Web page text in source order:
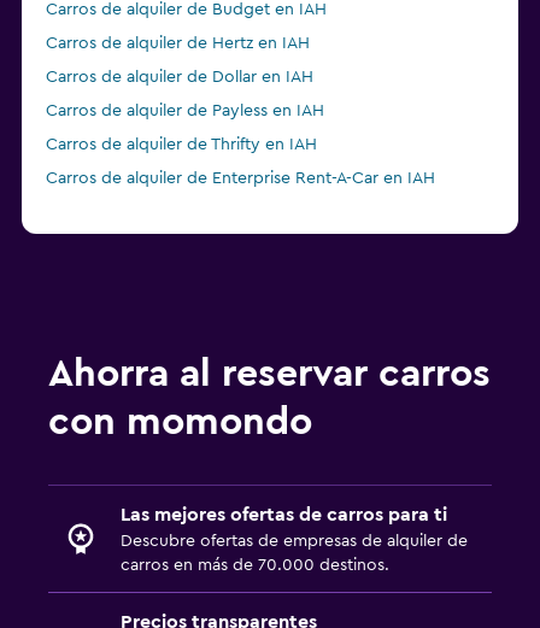
Carros de alquiler de Budget en IAH
Carros de alquiler de Hertz en IAH
Carros de alquiler de Dollar en IAH
Carros de alquiler de Payless en IAH
Carros de alquiler de Thrifty en IAH
Carros de alquiler de Enterprise Rent-A-Car en IAH
Ahorra al reservar carros
con momondo
Las mejores ofertas de carros para ti
Descubre ofertas de empresas de alquiler de
carros en más de 70.000 destinos.
Precios transparentes